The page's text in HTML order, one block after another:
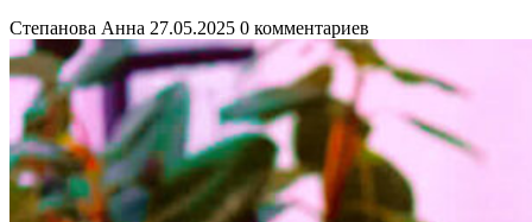
Степанова Анна 27.05.2025 0 комментариев